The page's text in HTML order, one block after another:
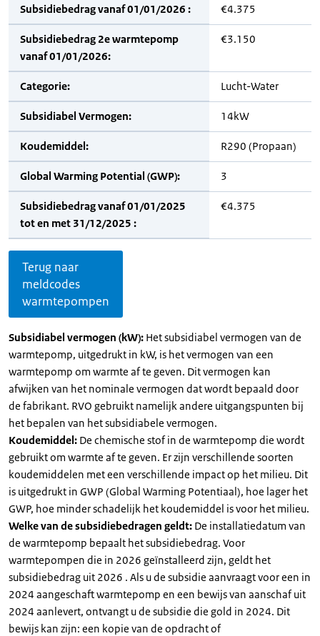
Subsidiebedrag vanaf 01/01/2026 : €4.375
Subsidiebedrag 2e warmtepomp
vanaf 01/01/2026:
€3.150
Categorie: Lucht-Water
Subsidiabel Vermogen: 14kW
Koudemiddel: R290 (Propaan)
Global Warming Potential (GWP): 3
Subsidiebedrag vanaf 01/01/2025
tot en met 31/12/2025 :
€4.375
Terug naar
meldcodes
warmtepompen
Subsidiabel vermogen (kW): Het subsidiabel vermogen van de
warmtepomp, uitgedrukt in kW, is het vermogen van een
warmtepomp om warmte af te geven. Dit vermogen kan
afwijken van het nominale vermogen dat wordt bepaald door
de fabrikant. RVO gebruikt namelijk andere uitgangspunten bij
het bepalen van het subsidiabele vermogen.
Koudemiddel: De chemische stof in de warmtepomp die wordt
gebruikt om warmte af te geven. Er zijn verschillende soorten
koudemiddelen met een verschillende impact op het milieu. Dit
is uitgedrukt in GWP (Global Warming Potentiaal), hoe lager het
GWP, hoe minder schadelijk het koudemiddel is voor het milieu.
Welke van de subsidiebedragen geldt: De installatiedatum van
de warmtepomp bepaalt het subsidiebedrag. Voor
warmtepompen die in 2026 geïnstalleerd zijn, geldt het
subsidiebedrag uit 2026 . Als u de subsidie aanvraagt voor een in
2024 aangeschaft warmtepomp en een bewijs van aanschaf uit
2024 aanlevert, ontvangt u de subsidie die gold in 2024. Dit
bewijs kan zijn: een kopie van de opdracht of